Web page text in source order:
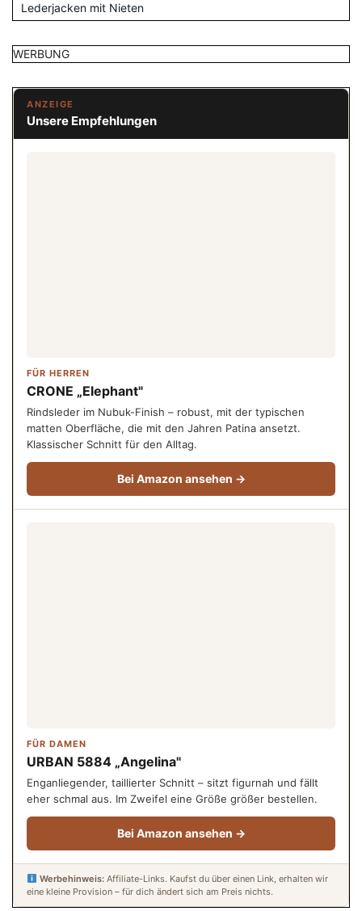
Lederjacken mit Nieten
WERBUNG
ANZEIGE
Unsere Empfehlungen
FÜR HERREN
CRONE „Elephant"
Rindsleder im Nubuk-Finish – robust, mit der typischen
matten Oberfläche, die mit den Jahren Patina ansetzt.
Klassischer Schnitt für den Alltag.
Bei Amazon ansehen →
FÜR DAMEN
URBAN 5884 „Angelina"
Enganliegender, taillierter Schnitt – sitzt figurnah und fällt
eher schmal aus. Im Zweifel eine Größe größer bestellen.
Bei Amazon ansehen →
Werbehinweis:Affiliate-Links. Kaufst du über einen Link, erhalten wir
eine kleine Provision – für dich ändert sich am Preis nichts.